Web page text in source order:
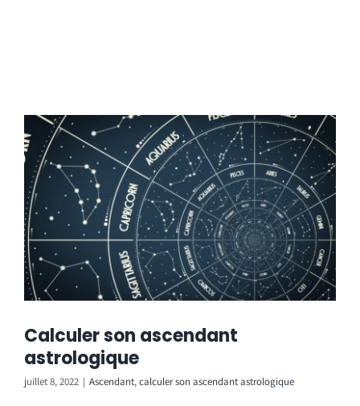
Calculer son ascendant
astrologique
juillet 8, 2022 | Ascendant,calculer son ascendant astrologique